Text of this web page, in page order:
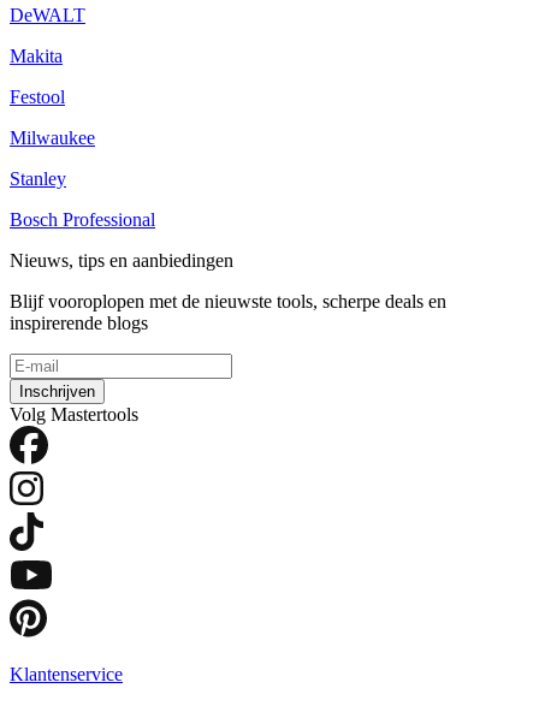
DeWALT
Makita
Festool
Milwaukee
Stanley
Bosch Professional
Nieuws, tips en aanbiedingen
Blijf vooroplopen met de nieuwste tools, scherpe deals en
inspirerende blogs
Inschrijven
Volg Mastertools
Klantenservice